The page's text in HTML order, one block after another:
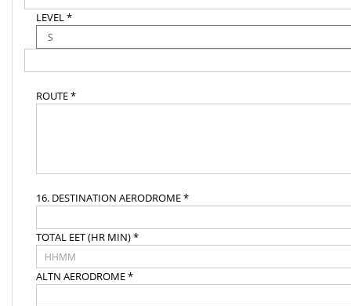
LEVEL *
ROUTE *
16. DESTINATION AERODROME *
TOTAL EET (HR MIN) *
ALTN AERODROME *